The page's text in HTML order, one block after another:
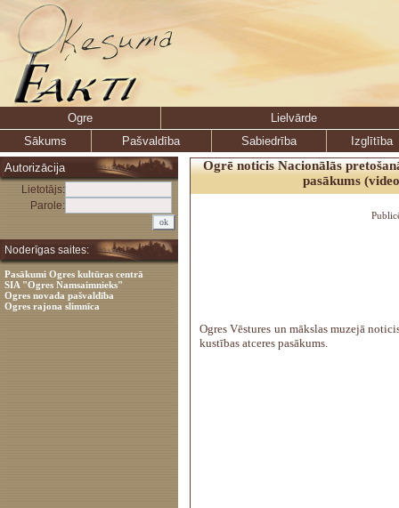
Ogre
Lielvārde
Sākums
Pašvaldība Sabiedrība
Izglītība
Autorizācija
Lietotājs:
Parole:
Noderīgas saites:
Pasākumi Ogres kultūras centrā
SIA "Ogres Namsaimnieks"
Ogres novada pašvaldība
Ogres rajona slimnīca
Ogrē noticis Nacionālās
pasākums
Ogres Vēstures un mākslas muzejā
kustības atceres pasākums.